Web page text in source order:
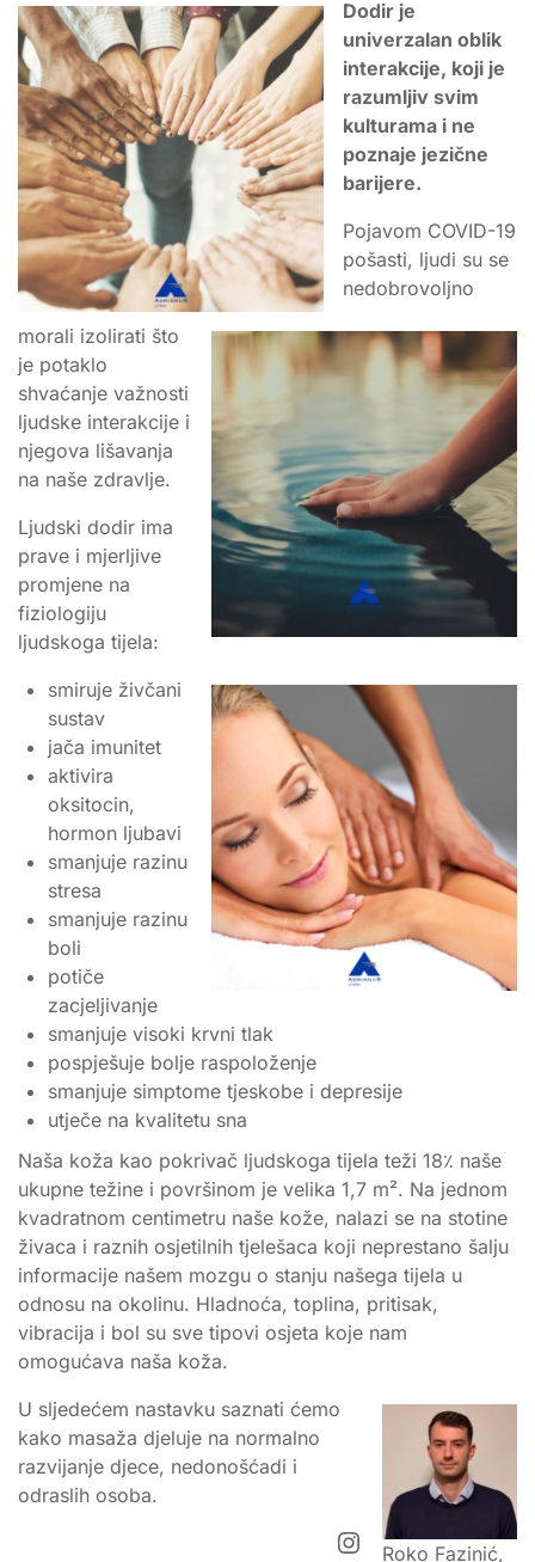
Dodir je
univerzalan oblik
interakcije, koji je
razumljiv svim
kulturama i ne
poznaje jezične
barijere.
Pojavom COVID-19
pošasti, ljudi su se
nedobrovoljno
morali izolirati što
je potaklo
shvaćanje važnosti
ljudske interakcije i
njegova lišavanja
na naše zdravlje.
Ljudski dodir ima
prave i mjerljive
promjene na
fiziologiju
ljudskoga tijela:
smiruje živčani
sustav
jača imunitet
aktivira
oksitocin,
hormon ljubavi
smanjuje razinu
stresa
smanjuje razinu
boli
potiče
zacjeljivanje
smanjuje visoki krvni tlak
pospješuje bolje raspoloženje
smanjuje simptome tjeskobe i depresije
utječe na kvalitetu sna
Naša koža kao pokrivač ljudskoga tijela teži 18٪ naše
ukupne težine i površinom je velika 1,7 m². Na jednom
kvadratnom centimetru naše kože, nalazi se na stotine
živaca i raznih osjetilnih tjelešaca koji neprestano šalju
informacije našem mozgu o stanju našega tijela u
odnosu na okolinu. Hladnoća, toplina, pritisak,
vibracija i bol su sve tipovi osjeta koje nam
omogućava naša koža.
Roko Fazinić,
U sljedećem nastavku saznati ćemo
kako masaža djeluje na normalno
razvijanje djece, nedonošćadi i
odraslih osoba.
Instagram